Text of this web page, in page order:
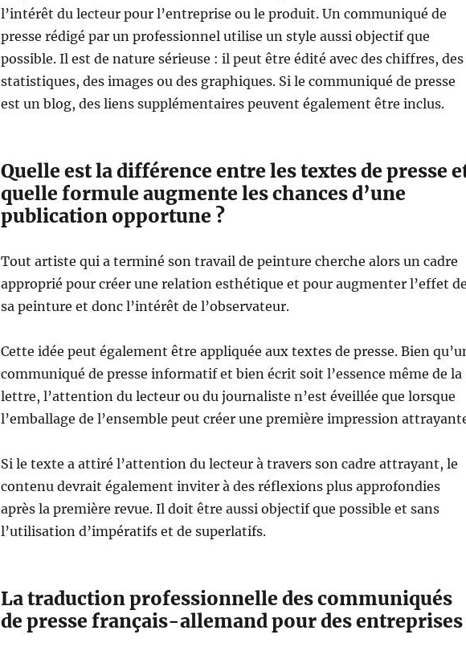
l’intérêt du lecteur pour l’entreprise ou le produit. Un communiqué de
presse rédigé par un professionnel utilise un style aussi objectif que
possible. Il est de nature sérieuse : il peut être édité avec des chiffres, des
statistiques, des images ou des graphiques. Si le communiqué de presse
est un blog, des liens supplémentaires peuvent également être inclus.
Quelle est la différence entre les textes de presse
quelle formule augmente les chances d’une
publication opportune ?
Tout artiste qui a terminé son travail de peinture cherche alors un cadre
approprié pour créer une relation esthétique et pour augmenter l’effet
sa peinture et donc l’intérêt de l’observateur.
Cette idée peut également être appliquée aux textes de presse. Bien
communiqué de presse informatif et bien écrit soit l’essence même de la
lettre, l’attention du lecteur ou du journaliste n’est éveillée que lorsque
l’emballage de l’ensemble peut créer une première impression
Si le texte a attiré l’attention du lecteur à travers son cadre attrayant, le
contenu devrait également inviter à des réflexions plus approfondies
après la première revue. Il doit être aussi objectif que possible et sans
l’utilisation d’impératifs et de superlatifs.
La traduction professionnelle des communiqués
de presse français-allemand pour des entreprises